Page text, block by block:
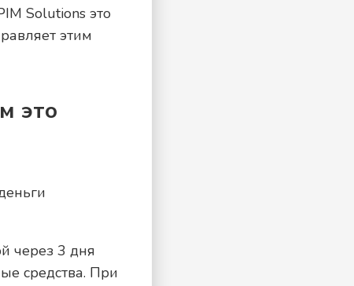
Solutions это
этим
это
через 3 дня
средства. При